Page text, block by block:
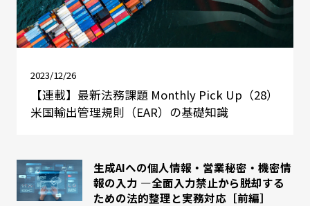
2023/12/26
【連載】最新法務課題 Monthly Pick Up（28）
米国輸出管理規則（EAR）の基礎知識
生成AIへの個人情報・営業秘密・機密情
報の入力 ―全面入力禁止から脱却する
ための法的整理と実務対応［前編］